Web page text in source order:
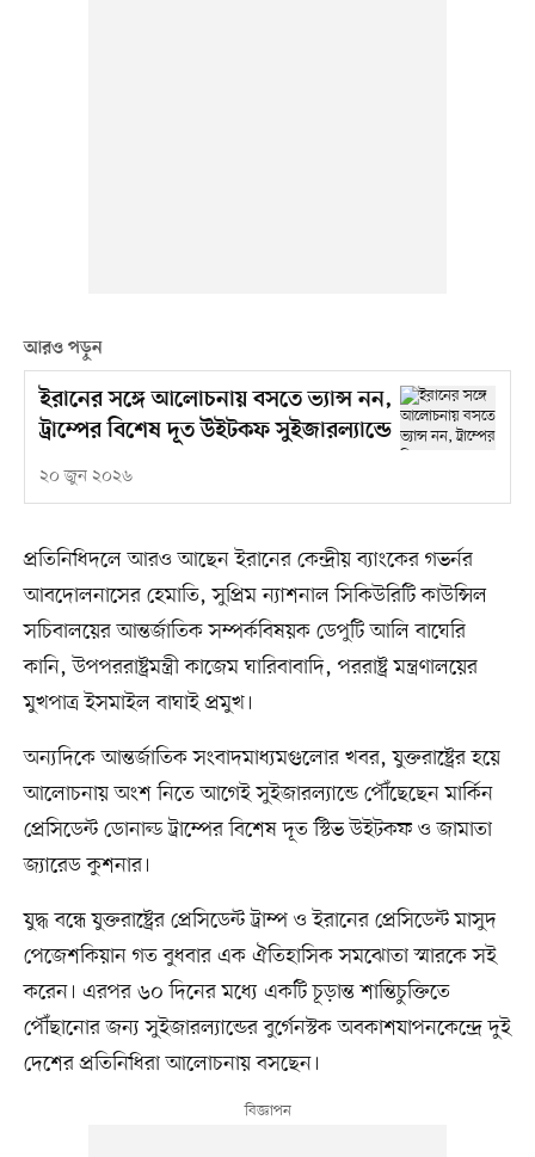
আরও পড়ুন
ইরানের সঙ্গে আলোচনায় বসতে ভ্যান্স নন,
ট্রাম্পের বিশেষ দূত উইটকফ সুইজারল্যান্ডে
২০ জুন ২০২৬
প্রতিনিধিদলে আরও আছেন ইরানের কেন্দ্রীয় ব্যাংকের গভর্নর
আবদোলনাসের হেমাতি, সুপ্রিম ন্যাশনাল সিকিউরিটি কাউন্সিল
সচিবালয়ের আন্তর্জাতিক সম্পর্কবিষয়ক ডেপুটি আলি বাঘেরি
কানি, উপপররাষ্ট্রমন্ত্রী কাজেম ঘারিবাবাদি, পররাষ্ট্র মন্ত্রণালয়ের
মুখপাত্র ইসমাইল বাঘাই প্রমুখ।
অন্যদিকে আন্তর্জাতিক সংবাদমাধ্যমগুলোর খবর, যুক্তরাষ্ট্রের হয়ে
আলোচনায় অংশ নিতে আগেই সুইজারল্যান্ডে পৌঁছেছেন মার্কিন
প্রেসিডেন্ট ডোনাল্ড ট্রাম্পের বিশেষ দূত স্টিভ উইটকফ ও জামাতা
জ্যারেড কুশনার।
যুদ্ধ বন্ধে যুক্তরাষ্ট্রের প্রেসিডেন্ট ট্রাম্প ও ইরানের প্রেসিডেন্ট মাসুদ
পেজেশকিয়ান গত বুধবার এক ঐতিহাসিক সমঝোতা স্মারকে সই
করেন। এরপর ৬০ দিনের মধ্যে একটি চূড়ান্ত শান্তিচুক্তিতে
পৌঁছানোর জন্য সুইজারল্যান্ডের বুর্গেনস্টক অবকাশযাপনকেন্দ্রে দুই
দেশের প্রতিনিধিরা আলোচনায় বসছেন।